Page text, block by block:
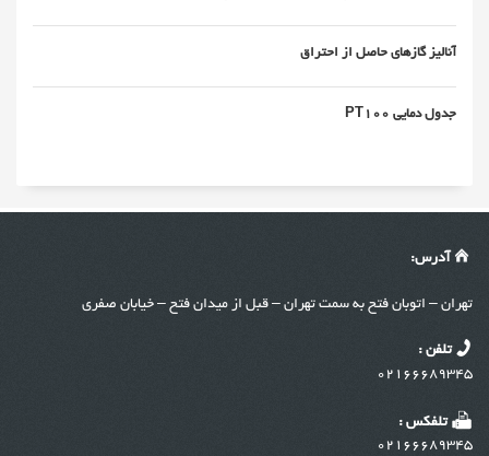
آنالیز گازهای حاصل از احتراق
جدول دمایی PT100
آدرس:
تهران – اتوبان فتح به سمت تهران – قبل از میدان فتح – خیابان صفری
تلفن :
02166689345
تلفکس :
02166689345